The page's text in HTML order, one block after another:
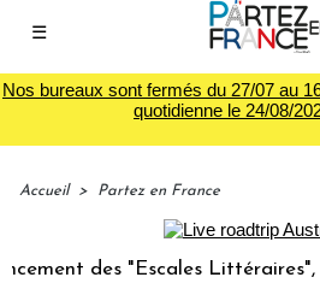
☰
Nos bureaux sont fermés du 27/07 au
quotidienne le 24/08/
Accueil > Partez en France
Littéraires", la première